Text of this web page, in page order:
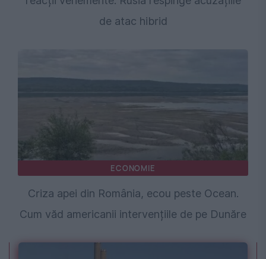
de atac hibrid
ECONOMIE
Criza apei din România, ecou peste Ocean.
Cum văd americanii intervențiile de pe Dunăre